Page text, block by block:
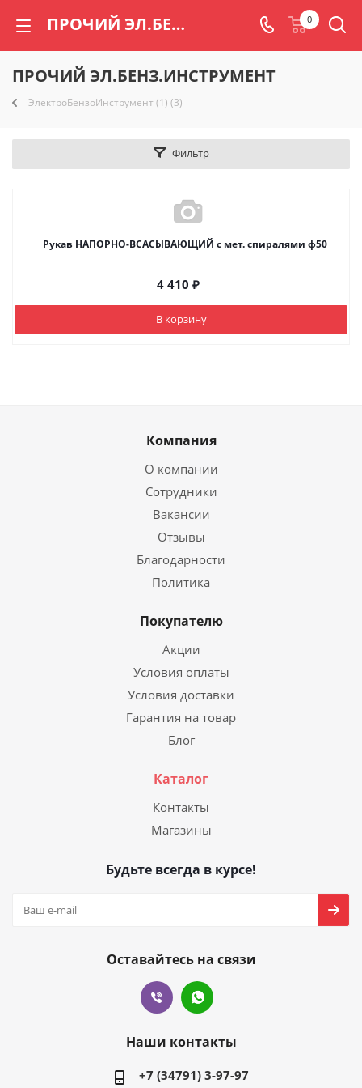
ПРОЧИЙ ЭЛ.БЕНЗ.ИНСТРУМЕНТ | Торговый дом «Радогора» 0
ПРОЧИЙ ЭЛ.БЕНЗ.ИНСТРУМЕНТ
ЭлектроБензоИнструмент (1) (3)
Фильтр
Рукав НАПОРНО-ВСАСЫВАЮЩИЙ с мет. спиралями ф50
4 410 ₽
В корзину
Компания
О компании
Сотрудники
Вакансии
Отзывы
Благодарности
Политика
Покупателю
Акции
Условия оплаты
Условия доставки
Гарантия на товар
Блог
Каталог
Контакты
Магазины
Будьте всегда в курсе!
Оставайтесь на связи
Наши контакты
+7 (34791) 3-97-97